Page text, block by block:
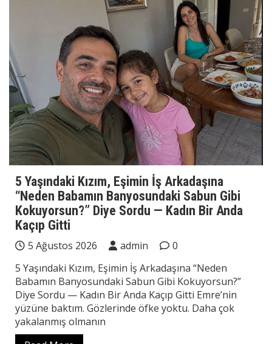
5 Yaşındaki Kızım, Eşimin İş Arkadaşına
“Neden Babamın Banyosundaki Sabun Gibi
Kokuyorsun?” Diye Sordu — Kadın Bir Anda
Kaçıp Gitti
5 Ağustos 2026 admin
0
5 Yaşındaki Kızım, Eşimin İş Arkadaşına “Neden
Babamın Banyosundaki Sabun Gibi Kokuyorsun?”
Diye Sordu — Kadın Bir Anda Kaçıp Gitti Emre’nin
yüzüne baktım. Gözlerinde öfke yoktu. Daha çok
yakalanmış olmanın